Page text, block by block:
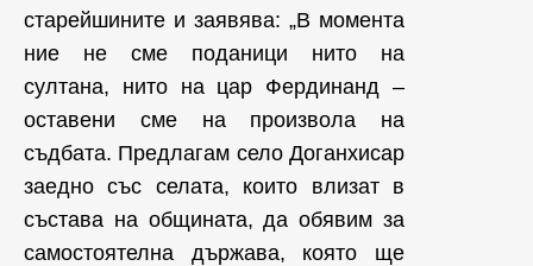
старейшините и заявява: „В момента
ние не сме поданици нито на
султана, нито на цар Фердинанд –
оставени сме на произвола на
съдбата. Предлагам село Доганхисар
заедно със селата, които влизат в
състава на общината, да обявим за
самостоятелна държава, която ще